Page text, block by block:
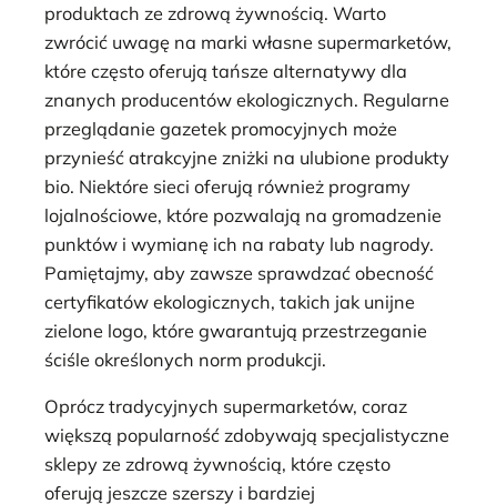
produktach ze zdrową żywnością. Warto
zwrócić uwagę na marki własne supermarketów,
które często oferują tańsze alternatywy dla
znanych producentów ekologicznych. Regularne
przeglądanie gazetek promocyjnych może
przynieść atrakcyjne zniżki na ulubione produkty
bio. Niektóre sieci oferują również programy
lojalnościowe, które pozwalają na gromadzenie
punktów i wymianę ich na rabaty lub nagrody.
Pamiętajmy, aby zawsze sprawdzać obecność
certyfikatów ekologicznych, takich jak unijne
zielone logo, które gwarantują przestrzeganie
ściśle określonych norm produkcji.
Oprócz tradycyjnych supermarketów, coraz
większą popularność zdobywają specjalistyczne
sklepy ze zdrową żywnością, które często
oferują jeszcze szerszy i bardziej